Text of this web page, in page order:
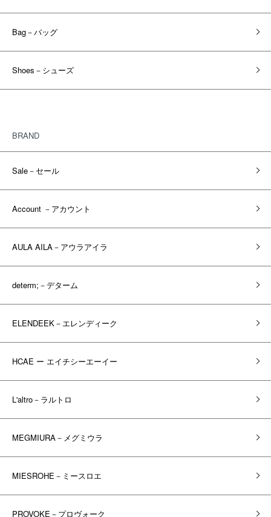
Bag－バッグ
Shoes－シューズ
BRAND
Sale－セール
Account －アカウント
AULA AILA－アウラアイラ
determ;－デターム
ELENDEEK－エレンディーク
HCAE ー エイチシーエーイー
L'altro－ラルトロ
MEGMIURA－メグミウラ
MIESROHE－ミースロエ
PROVOKE－プロヴォーク